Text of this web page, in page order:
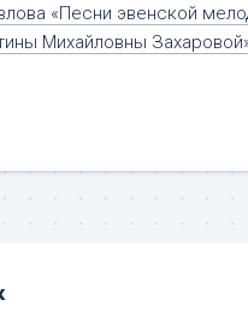
«Песни эвенской
Михайловны